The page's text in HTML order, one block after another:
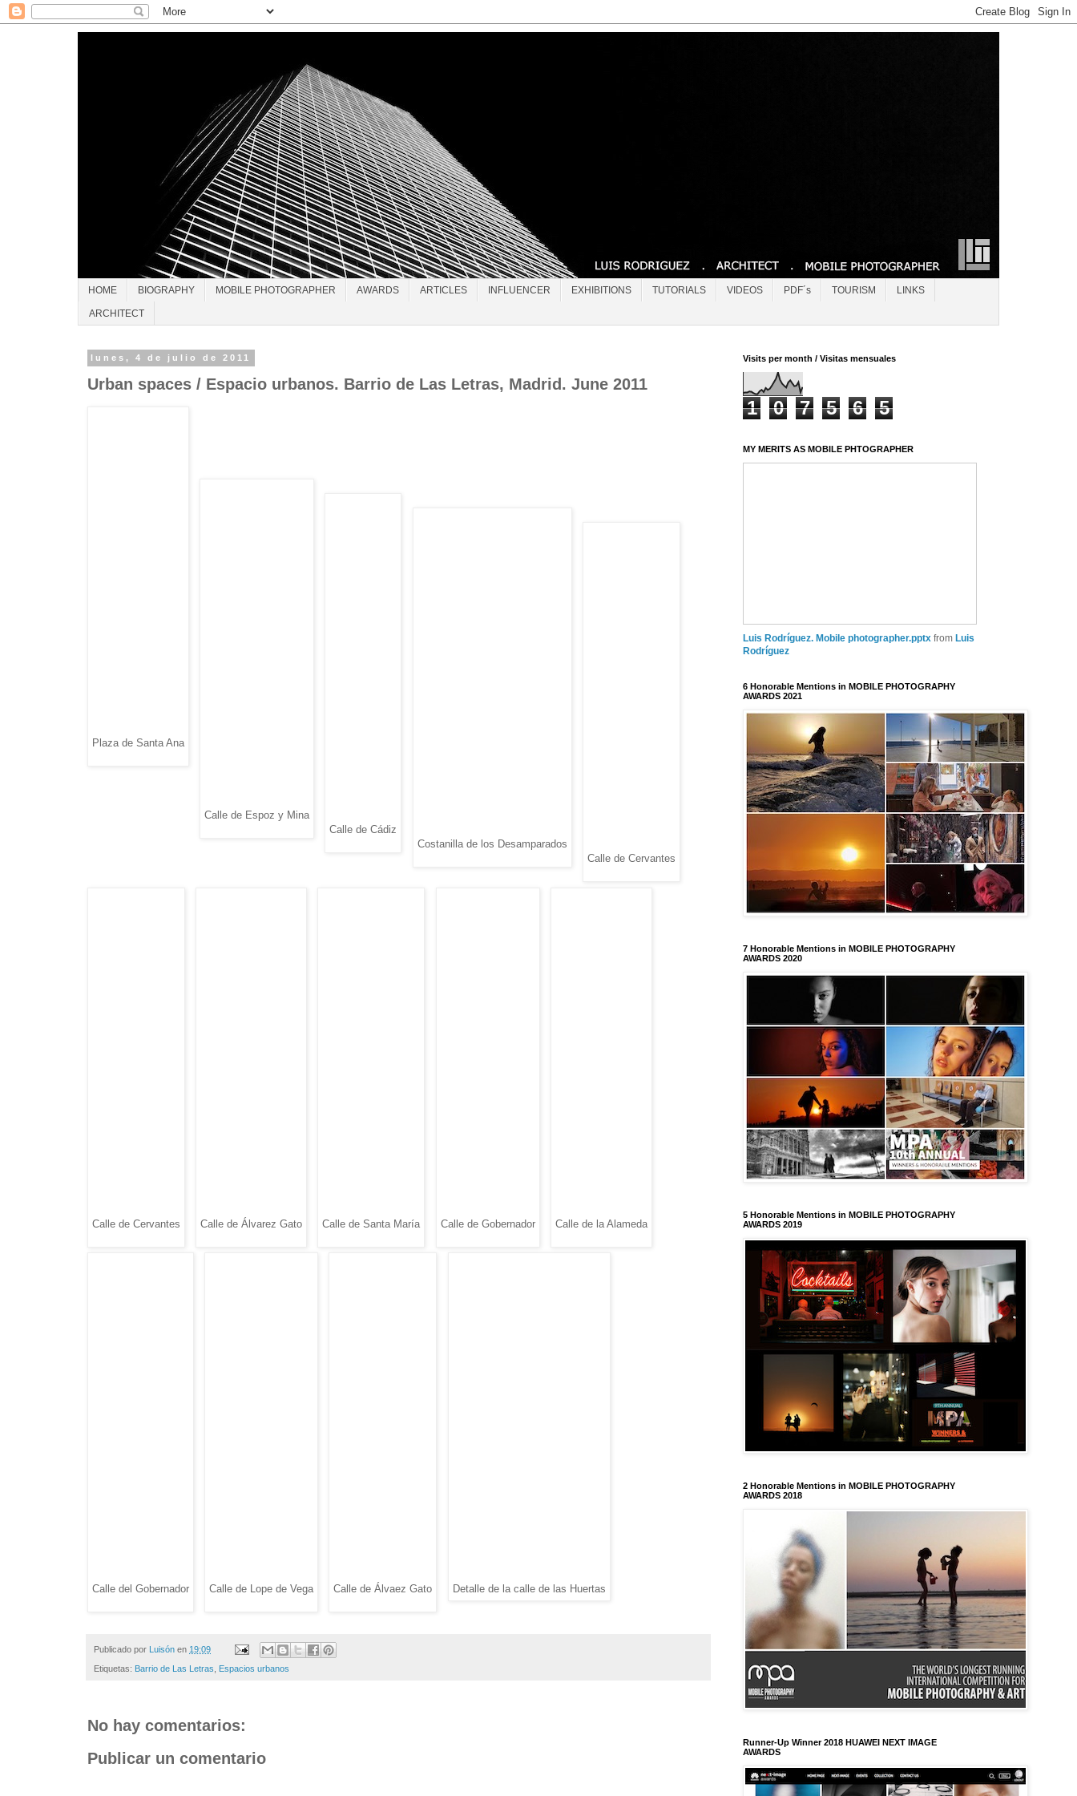
HOME BIOGRAPHY MOBILE PHOTOGRAPHER AWARDS ARTICLES INFLUENCER EXHIBITIONS TUTORIALS VIDEOS PDF´s TOURISM LINKS
ARCHITECT
lunes, 4 de julio de 2011
Urban spaces / Espacio urbanos. Barrio de Las Letras, Madrid. June 2011
Plaza de Santa Ana
Calle de Espoz y Mina
Calle de Cádiz
Costanilla de los Desamparados
Calle de Cervantes
Calle de Cervantes Calle de Álvarez Gato Calle de Santa María Calle de Gobernador Calle de la Alameda
Calle del Gobernador Calle de Lope de Vega Calle de Álvaez Gato Detalle de la calle de las Huertas
Publicado por Luisón en 19:09
Etiquetas: Barrio de Las Letras Espacios urbanos
No hay comentarios:
Publicar un comentario
Visits per month / Visitas mensuales
1 0 7 5 6 5
MY MERITS AS MOBILE PHTOGRAPHER
Luis Rodríguez. Mobile photographer.pptx from Luis
Rodríguez
6 Honorable Mentions in MOBILE PHOTOGRAPHY
AWARDS 2021
7 Honorable Mentions in MOBILE PHOTOGRAPHY
AWARDS 2020
5 Honorable Mentions in MOBILE PHOTOGRAPHY
AWARDS 2019
2 Honorable Mentions in MOBILE PHOTOGRAPHY
AWARDS 2018
Runner-Up Winner 2018 HUAWEI NEXT IMAGE
AWARDS